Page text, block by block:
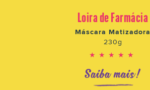
Loira de Farmácia
Máscara Matizadora
230g
★★★★★
Saiba mais!